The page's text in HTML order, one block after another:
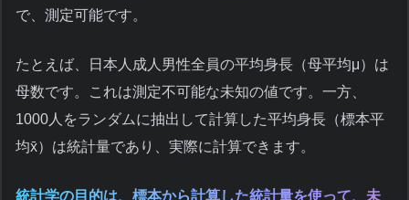
で、測定可能です。
たとえば、日本人成人男性全員の平均身長（母平均μ）は
母数です。これは測定不可能な未知の値です。一方、
1000人をランダムに抽出して計算した平均身長（標本平
均x̄）は統計量であり、実際に計算できます。
統計学の目的は、標本から計算した統計量を使って、未